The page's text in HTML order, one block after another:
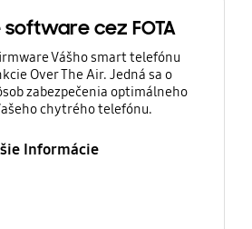
cez FOTA
Vášho smart telefónu
Over The Air. Jedná sa o
zabezpečenia optimálneho
chytrého telefónu.
Informácie